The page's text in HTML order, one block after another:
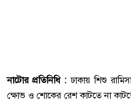
নাটোর প্রতিনিধি :ঢাকায় শিশু
ক্ষোভ ও শোকের রেশ কাটতে না